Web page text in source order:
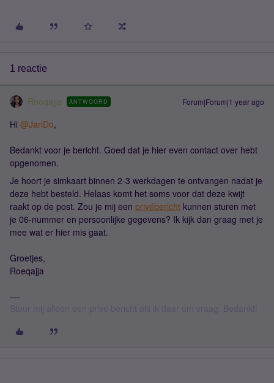
1 reactie
Roeqajja ANTWOORD Forum|Forum|1 year ago
Hi ​ @JanDo,
Bedankt voor je bericht. Goed dat je hier even contact over hebt
opgenomen.
Je hoort je simkaart binnen 2-3 werkdagen te ontvangen nadat je
deze hebt besteld. Helaas komt het soms voor dat deze kwijt
raakt op de post. Zou je mij een privébericht kunnen sturen met
je 06-nummer en persoonlijke gegevens? Ik kijk dan graag met je
mee wat er hier mis gaat.
Groetjes,
Roeqajja